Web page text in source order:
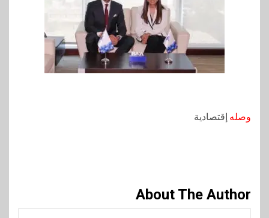
وصله إقتصادية
About The Author